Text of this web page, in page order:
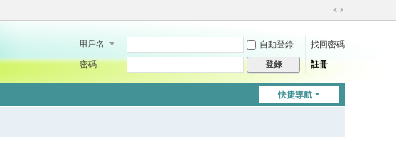
切
到
用戶名 自動登錄
找回密碼
密碼
登錄 註冊
快捷導航